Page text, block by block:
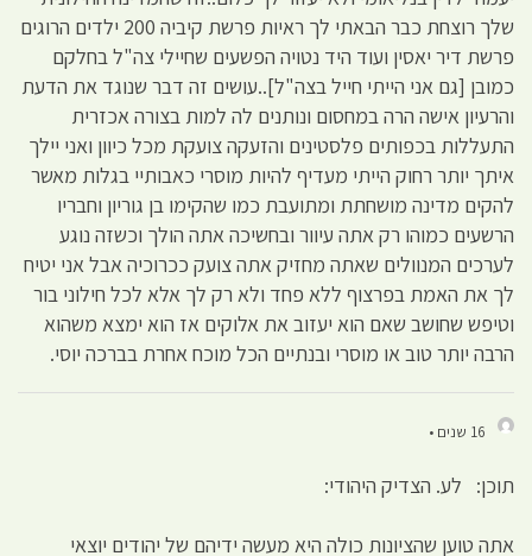
שלך רוצחת כבר הבאתי לך ראיות פרשת קיביה 200 ילדים הרוגים
פרשת דיר יאסין ועוד היד נטויה הפשעים שחיילי צה"ל בחלקם
כמובן [גם אני הייתי חייל בצה"ל]..עושים זה דבר שנוגד את הדעת
והרעיון אישה הרה במחסום ונותנים לה למות בצורה אכזרית
התעללות בכפותים פלסטינים והזעקה צועקת מכל כיוון ואני יילך
איתך יותר רחוק הייתי מעדיף להיות מוסרי כאבותיי בגלות מאשר
להקים מדינה מושחתת ומתועבת כמו שהקימו בן גוריון וחבריו
הרשעים כמוהו רק אתה עיוור ובחשיכה אתה הולך וכשזה נוגע
לערכים המנוולים שאתה מחזיק אתה צועק ככרוכיה אבל אני יטיח
לך את האמת בפרצוף ללא פחד ולא רק לך אלא לכל חילוני בור
וטיפש שחושב שאם הוא יעזוב את אלוקים אז הוא ימצא משהוא
הרבה יותר טוב או מוסרי ובנתיים הכל מוכח אחרת בברכה יוסי.
16 שנים •
תוכן: לע. הצדיק היהודי:
אתה טוען שהציונות כולה היא מעשה ידיהם של יהודים יוצאי